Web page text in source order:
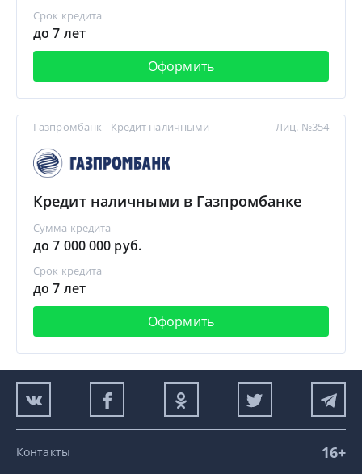
Срок кредита
до 7 лет
Оформить
Газпромбанк - Кредит наличными
Кредит наличными в Газпромбанке
Сумма кредита
до 7 000 000 руб.
Срок кредита
до 7 лет
Оформить
Лиц. №354
Контакты 16+